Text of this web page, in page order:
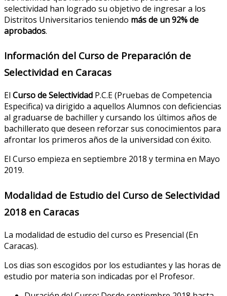
selectividad han logrado su objetivo de ingresar a los
Distritos Universitarios teniendo más de un 92% de
aprobados.
Información del Curso de Preparación de
Selectividad en Caracas
El Curso de Selectividad P.C.E (Pruebas de Competencia
Especifica) va dirigido a aquellos Alumnos con deficiencias
al graduarse de bachiller y cursando los últimos años de
bachillerato que deseen reforzar sus conocimientos para
afrontar los primeros años de la universidad con éxito.
El Curso empieza en septiembre 2018 y termina en Mayo
2019.
Modalidad de Estudio del Curso de Selectividad
2018 en Caracas
La modalidad de estudio del curso es Presencial (En
Caracas).
Los dias son escogidos por los estudiantes y las horas de
estudio por materia son indicadas por el Profesor.